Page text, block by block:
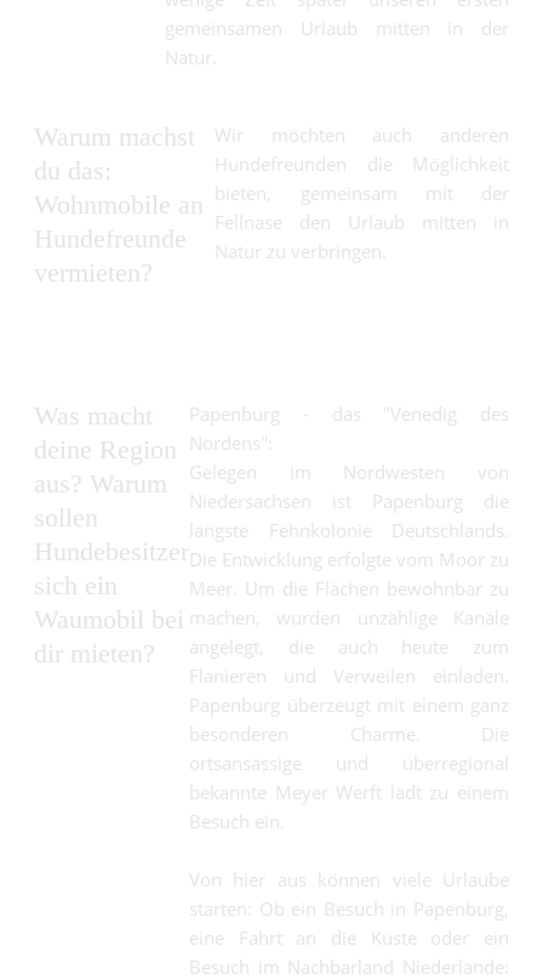
gemeinsamen Urlaub mitten in der
Natur.
Warum machst
du das:
Wohnmobile an
Hundefreunde
vermieten?
Wir möchten auch anderen
Hundefreunden die Möglichkeit
bieten, gemeinsam mit der
Fellnase den Urlaub mitten in
Natur zu verbringen.
Was macht
deine Region
aus? Warum
sollen
Hundebesitzer
sich ein
Waumobil bei
dir mieten?
Papenburg - das "Venedig des
Nordens":
Gelegen im Nordwesten von
Niedersachsen ist Papenburg die
längste Fehnkolonie Deutschlands.
Die Entwicklung erfolgte vom Moor zu
Meer. Um die Flächen bewohnbar zu
machen, wurden unzählige Kanäle
angelegt, die auch heute zum
Flanieren und Verweilen einladen.
Papenburg überzeugt mit einem ganz
besonderen Charme. Die
ortsansässige und überregional
bekannte Meyer Werft lädt zu einem
Besuch ein.
Von hier aus können viele Urlaube
starten: Ob ein Besuch in Papenburg,
eine Fahrt an die Küste oder ein
Besuch im Nachbarland Niederlande: